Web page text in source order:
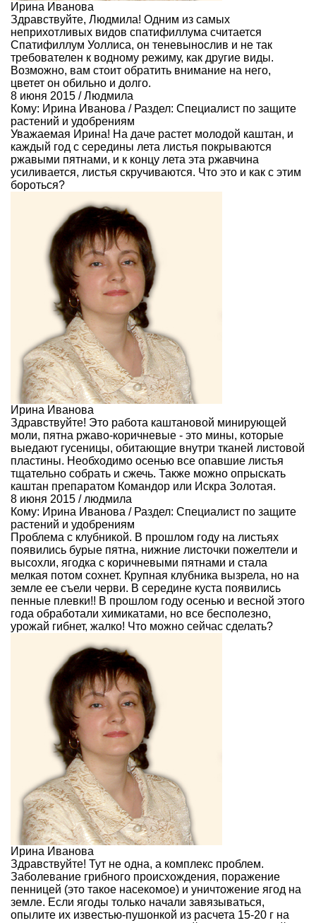
Ирина Иванова
Здравствуйте, Людмила! Одним из самых
неприхотливых видов спатифиллума считается
Спатифиллум Уоллиса, он теневынослив и не так
требователен к водному режиму, как другие виды.
Возможно, вам стоит обратить внимание на него,
цветет он обильно и долго.
8 июня 2015 / Людмила
Кому: Ирина Иванова / Раздел: Специалист по защите
растений и удобрениям
Уважаемая Ирина! На даче растет молодой каштан, и
каждый год с середины лета листья покрываются
ржавыми пятнами, и к концу лета эта ржавчина
усиливается, листья скручиваются. Что это и как с этим
бороться?
Ирина Иванова
Здравствуйте! Это работа каштановой минирующей
моли, пятна ржаво-коричневые - это мины, которые
выедают гусеницы, обитающие внутри тканей листовой
пластины. Необходимо осенью все опавшие листья
тщательно собрать и сжечь. Также можно опрыскать
каштан препаратом Командор или Искра Золотая.
8 июня 2015 / людмила
Кому: Ирина Иванова / Раздел: Специалист по защите
растений и удобрениям
Проблема с клубникой. В прошлом году на листьях
появились бурые пятна, нижние листочки пожелтели и
высохли, ягодка с коричневыми пятнами и стала
мелкая потом сохнет. Крупная клубника вызрела, но на
земле ее съели черви. В середине куста появились
пенные плевки!! В прошлом году осенью и весной этого
года обработали химикатами, но все бесполезно,
урожай гибнет, жалко! Что можно сейчас сделать?
Ирина Иванова
Здравствуйте! Тут не одна, а комплекс проблем.
Заболевание грибного происхождения, поражение
пенницей (это такое насекомое) и уничтожение ягод на
земле. Если ягоды только начали завязываться,
опылите их известью-пушонкой из расчета 15-20 г на